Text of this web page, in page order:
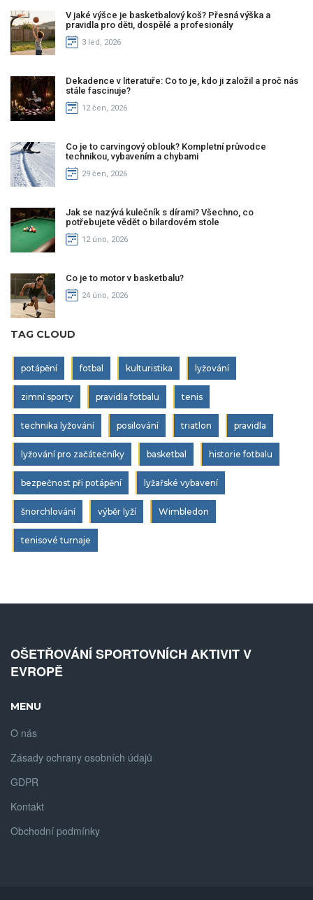
V jaké výšce je basketbalový koš? Přesná výška a
pravidla pro děti, dospělé a profesionály
3 led, 2026
Dekadence v literatuře: Co to je, kdo ji založil a proč nás
stále fascinuje?
12 čen, 2026
Co je to carvingový oblouk? Kompletní průvodce
technikou, vybavením a chybami
29 čen, 2026
Jak se nazývá kulečník s dírami? Všechno, co
potřebujete vědět o bilardovém stole
12 úno, 2026
Co je to motor v basketbalu?
24 úno, 2026
TAG CLOUD
potápění fotbal kulturistika lyžování
zimní sporty pravidla fotbalu tenis
technika lyžování posilování triatlon pravidla
lyžování pro začátečníky basketbal historie fotbalu
bezpečnost při potápění lyžařské vybavení
šnorchlování výběr lyží Wimbledon
tenisové turnaje
OŠETŘOVÁNÍ SPORTOVNÍCH AKTIVIT V
EVROPĚ
MENU
O nás
Zásady ochrany osobních údajů
GDPR
Kontakt
Obchodní podmínky